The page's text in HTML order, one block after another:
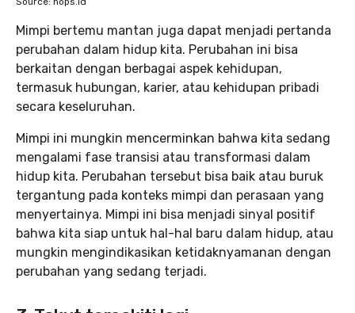
Mimpi bertemu mantan juga dapat menjadi pertanda
perubahan dalam hidup kita. Perubahan ini bisa
berkaitan dengan berbagai aspek kehidupan,
termasuk hubungan, karier, atau kehidupan pribadi
secara keseluruhan.
Mimpi ini mungkin mencerminkan bahwa kita sedang
mengalami fase transisi atau transformasi dalam
hidup kita. Perubahan tersebut bisa baik atau buruk
tergantung pada konteks mimpi dan perasaan yang
menyertainya. Mimpi ini bisa menjadi sinyal positif
bahwa kita siap untuk hal-hal baru dalam hidup, atau
mungkin mengindikasikan ketidaknyamanan dengan
perubahan yang sedang terjadi.